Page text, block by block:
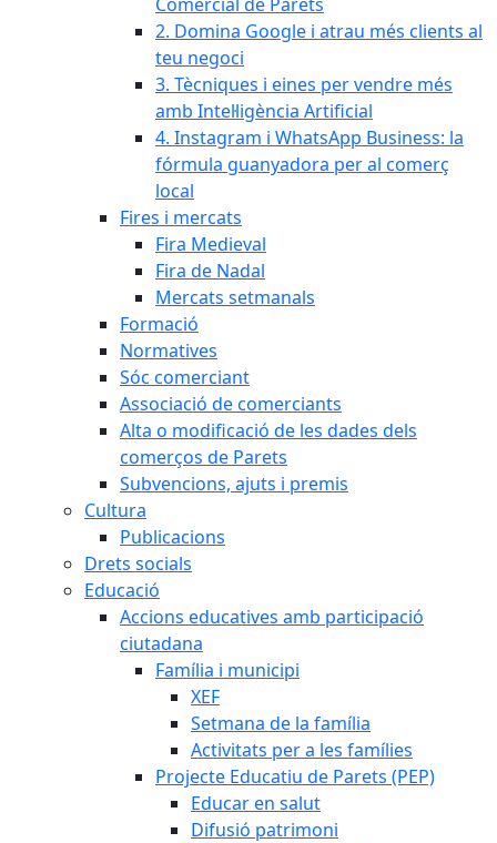
2. Domina Google i atrau més clients al
teu negoci
3. Tècniques i eines per vendre més
amb Intel·ligència Artificial
4. Instagram i WhatsApp Business: la
fórmula guanyadora per al comerç
local
Fires i mercats
Fira Medieval
Fira de Nadal
Mercats setmanals
Formació
Normatives
Sóc comerciant
Associació de comerciants
Alta o modificació de les dades dels
comerços de Parets
Subvencions, ajuts i premis
Cultura
Publicacions
Drets socials
Educació
Accions educatives amb participació
ciutadana
Família i municipi
XEF
Setmana de la família
Activitats per a les famílies
Projecte Educatiu de Parets (PEP)
Educar en salut
Difusió patrimoni